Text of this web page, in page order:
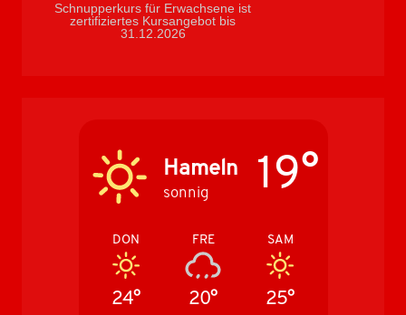
Schnupperkurs für Erwachsene ist
zertifiziertes Kursangebot bis
31.12.2026
Hameln
sonnig 19°
DON
24°
FRE
20°
SAM
25°